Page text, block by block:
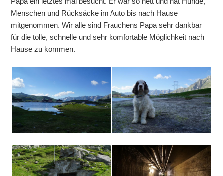
Menschen und Rücksäcke im Auto bis nach Hause
mitgenommen. Wir alle sind Frauchens Papa sehr dankbar
für die tolle, schnelle und sehr komfortable Möglichkeit nach
Hause zu kommen.